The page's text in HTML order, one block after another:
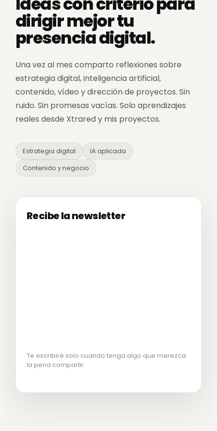
dirigir mejor tu
presencia digital.
Una vez al mes comparto reflexiones sobre
estrategia digital, inteligencia artificial,
contenido, vídeo y dirección de proyectos. Sin
ruido. Sin promesas vacías. Solo aprendizajes
reales desde Xtrared y mis proyectos.
Estrategia digital
IA aplicada
Contenido y negocio
Recibe la newsletter
Te escribiré solo cuando tenga algo que merezca
la pena compartir.